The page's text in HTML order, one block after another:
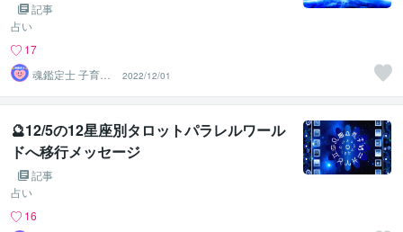
記事
占い
17
魂鑑定士 子育て
かぁちゃん！
2022/12/01
🔮12/5の12星座別タロットパラレルワール
ドへ移行メッセージ
記事
占い
16